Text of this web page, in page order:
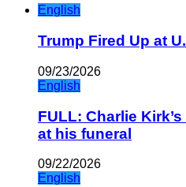
English
Trump Fired Up at
09/23/2026
English
FULL: Charlie
at his funeral
09/22/2026
English